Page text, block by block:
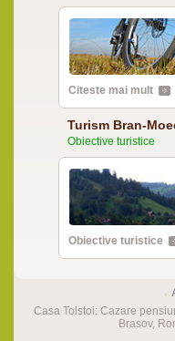
Citeste mai mult
Turism Bran-
Obiective turistice
Obiective turistice
Casa Tolstoi: Cazare
Brasov,